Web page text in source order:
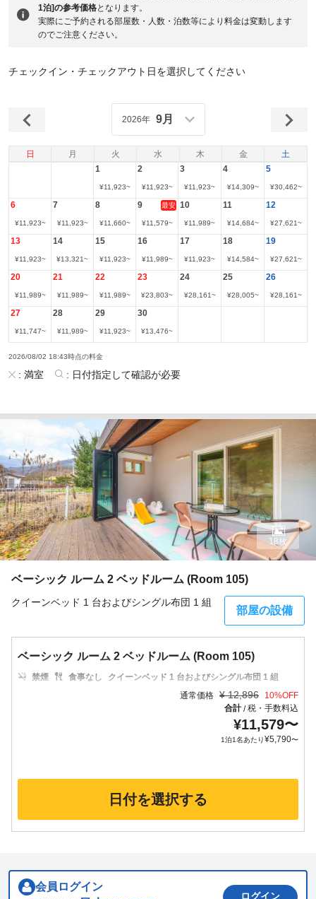
1泊]の参考価格となります。
実際にご予約される部屋数・人数・泊数等により料金は変動します
のでご注意ください。
チェックイン・チェックアウト日を選択してください
日 月 火 水 木 金 土
2026年 9月
1
¥11,923~
2
¥11,923~
3
¥11,923~
4
¥14,309~
5
¥30,462~
6
¥11,923~
7
¥11,923~
8
¥11,660~
9 最安
¥11,579~
10
¥11,989~
11
¥14,684~
12
¥27,621~
13
¥11,923~
14
¥13,321~
15
¥11,923~
16
¥11,989~
17
¥11,923~
18
¥14,584~
19
¥27,621~
20
¥11,989~
21
¥11,989~
22
¥11,989~
23
¥23,803~
24
¥28,161~
25
¥28,005~
26
¥28,161~
27
¥11,747~
28
¥11,989~
29
¥11,923~
30
¥13,476~
2026/08/02 18:43時点の料金
: 満室 : 日付指定して確認が必要
ベーシック ルーム 2 ベッドルーム (Room 105)
クイーンベッド 1 台およびシングル布団 1 組
部屋の設備
18枚
ベーシック ルーム 2 ベッドルーム (Room 105)
禁煙 食事なし
クイーンベッド 1 台およびシングル布団 1 組
通常価格 ¥ 12,896 10%OFF
合計/税・手数料込
¥11,579〜
1泊1名あたり¥5,790〜
日付を選択する
会員ログイン
ログイン